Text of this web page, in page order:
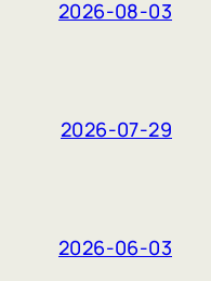
2026-08-03
2026-07-29
2026-06-03